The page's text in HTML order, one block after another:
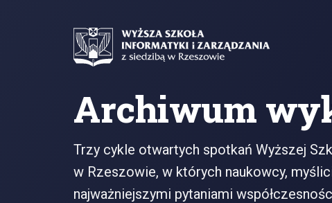
Archiwum
Trzy cykle otwartych spotkań Wyższej
w Rzeszowie, w których naukowcy,
najważniejszymi pytaniami